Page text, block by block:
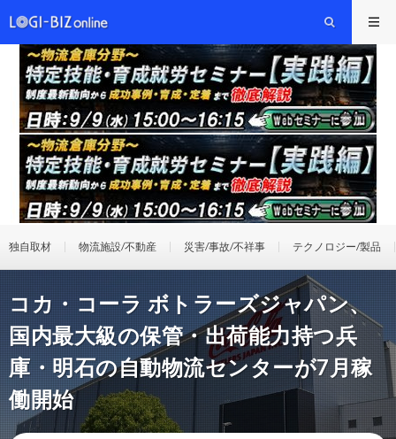
独自取材 物流施設/不動産 災害/事故/不祥事 テクノロジー/製品
コカ・コーラ ボトラーズジャパン、
国内最大級の保管・出荷能力持つ兵
庫・明石の自動物流センターが7月稼
働開始